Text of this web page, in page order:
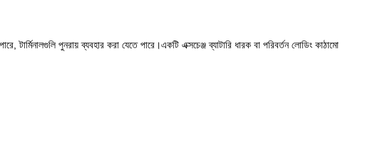
পুনরায় ব্যবহার করা যেতে পারে।একটি এক্সচেঞ্জ ব্যাটারি ধারক বা পরিবর্তন লোডিং কাঠামো